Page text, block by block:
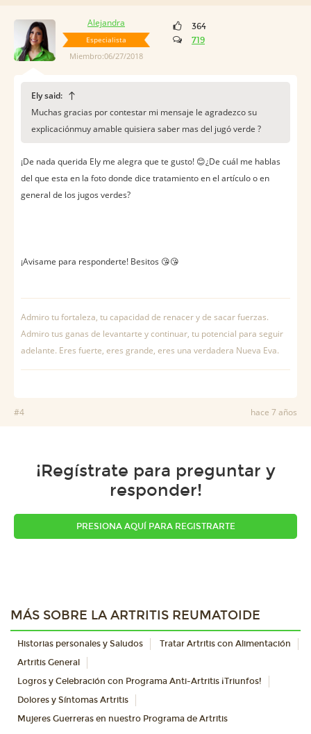
Alejandra
Especialista
Miembro:06/27/2018
364
719
Ely said:
Muchas gracias por contestar mi mensaje le agradezco su
explicaciónmuy amable quisiera saber mas del jugó verde ?
¡De nada querida Ely me alegra que te gusto! 😊¿De cuál me hablas
del que esta en la foto donde dice tratamiento en el artículo o en
general de los jugos verdes?
¡Avisame para responderte! Besitos 😘😘
Admiro tu fortaleza, tu capacidad de renacer y de sacar fuerzas.
Admiro tus ganas de levantarte y continuar, tu potencial para seguir
adelante. Eres fuerte, eres grande, eres una verdadera Nueva Eva.
#4 hace 7 años
¡Regístrate para preguntar y
responder!
PRESIONA AQUÍ PARA REGISTRARTE
MÁS SOBRE LA ARTRITIS REUMATOIDE
Historias personales y Saludos
Tratar Artritis con Alimentación
Artritis General
Logros y Celebración con Programa Anti-Artritis ¡Triunfos!
Dolores y Síntomas Artritis
Mujeres Guerreras en nuestro Programa de Artritis